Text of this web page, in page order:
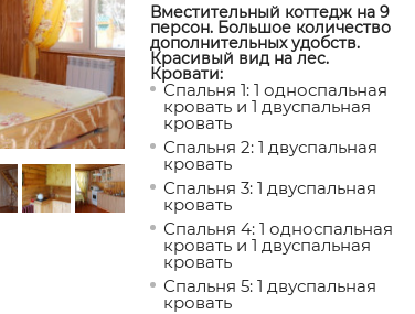
Вместительный коттедж на 9
персон. Большое количество
дополнительных удобств.
Красивый вид на лес.
Кровати:
Спальня 1: 1 односпальная
кровать и 1 двуспальная
кровать
Спальня 2: 1 двуспальная
кровать
Спальня 3: 1 двуспальная
кровать
Спальня 4: 1 односпальная
кровать и 1 двуспальная
кровать
Спальня 5: 1 двуспальная
кровать